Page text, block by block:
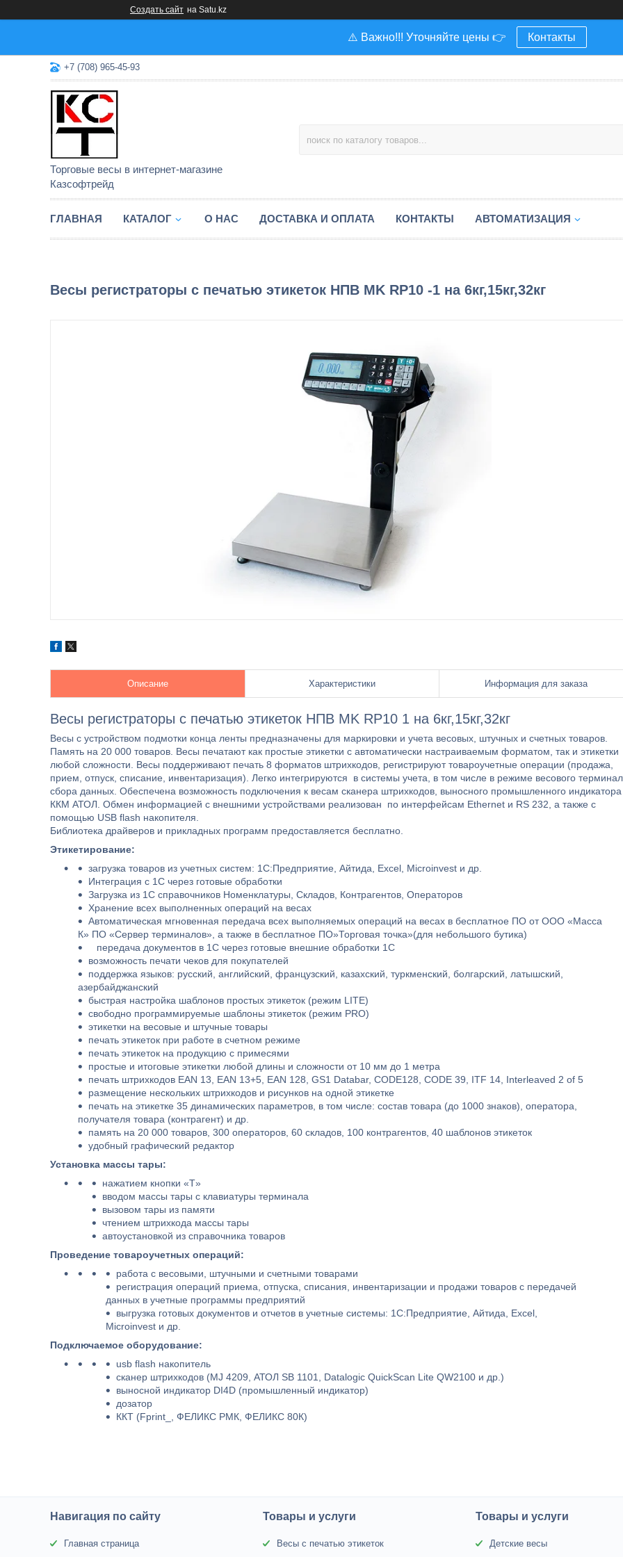
Создать сайт на Satu.kz
⚠️ Важно!!! Уточняйте цены 👉 Контакты
+7 (708) 965-45-93
Торговые весы в интернет-магазине
Казсофтрейд
ГЛАВНАЯ КАТАЛОГ О НАС ДОСТАВКА И ОПЛАТА КОНТАКТЫ АВТОМАТИЗАЦИЯ
Весы регистраторы с печатью этикеток НПВ MK RP10 -1 на 6кг,15кг,32кг
Описание Характеристики Информация для заказа
Весы регистраторы с печатью этикеток НПВ MK RP10 1 на 6кг,15кг,32кг
Весы с устройством подмотки конца ленты предназначены для маркировки и учета весовых, штучных и счетных товаров.
Память на 20 000 товаров. Весы печатают как простые этикетки с автоматически настраиваемым форматом, так и этикетки
любой сложности. Весы поддерживают печать 8 форматов штрихкодов, регистрируют товароучетные операции (продажа,
прием, отпуск, списание, инвентаризация). Легко интегрируются в системы учета, в том числе в режиме весового
сбора данных. Обеспечена возможность подключения к весам сканера штрихкодов, выносного промышленного индикатора
ККМ АТОЛ. Обмен информацией с внешними устройствами реализован по интерфейсам Ethernet и RS 232, а также с
помощью USB flash накопителя.
Библиотека драйверов и прикладных программ предоставляется бесплатно.
Этикетирование:
загрузка товаров из учетных систем: 1С:Предприятие, Айтида, Excel, Microinvest и др.
Интеграция с 1С через готовые обработки
Загрузка из 1С справочников Номенклатуры, Складов, Контрагентов, Операторов
Хранение всех выполненных операций на весах
Автоматическая мгновенная передача всех выполняемых операций на весах в бесплатное ПО от ООО «Масса
К» ПО «Сервер терминалов», а также в бесплатное ПО»Торговая точка»(для небольшого бутика)
передача документов в 1С через готовые внешние обработки 1С
возможность печати чеков для покупателей
поддержка языков: русский, английский, французский, казахский, туркменский, болгарский, латышский,
азербайджанский
быстрая настройка шаблонов простых этикеток (режим LITE)
свободно программируемые шаблоны этикеток (режим PRO)
этикетки на весовые и штучные товары
печать этикеток при работе в счетном режиме
печать этикеток на продукцию с примесями
простые и итоговые этикетки любой длины и сложности от 10 мм до 1 метра
печать штрихкодов EAN 13, EAN 13+5, EAN 128, GS1 Databar, CODE128, CODE 39, ITF 14, Interleaved 2 of 5
размещение нескольких штрихкодов и рисунков на одной этикетке
печать на этикетке 35 динамических параметров, в том числе: состав товара (до 1000 знаков), оператора,
получателя товара (контрагент) и др.
память на 20 000 товаров, 300 операторов, 60 складов, 100 контрагентов, 40 шаблонов этикеток
удобный графический редактор
Установка массы тары:
нажатием кнопки «T»
вводом массы тары с клавиатуры терминала
вызовом тары из памяти
чтением штрихкода массы тары
автоустановкой из справочника товаров
Проведение товароучетных операций:
работа с весовыми, штучными и счетными товарами
регистрация операций приема, отпуска, списания, инвентаризации и продажи товаров с передачей
данных в учетные программы предприятий
выгрузка готовых документов и отчетов в учетные системы: 1С:Предприятие, Айтида, Excel,
Microinvest и др.
Подключаемое оборудование:
usb flash накопитель
сканер штрихкодов (MJ 4209, АТОЛ SB 1101, Datalogic QuickScan Lite QW2100 и др.)
выносной индикатор DI4D (промышленный индикатор)
дозатор
ККТ (Fprint_, ФЕЛИКС РМК, ФЕЛИКС 80К)
Навигация по сайту
Главная страница
Товары и услуги
Весы с печатью этикеток
Товары и услуги
Детские весы